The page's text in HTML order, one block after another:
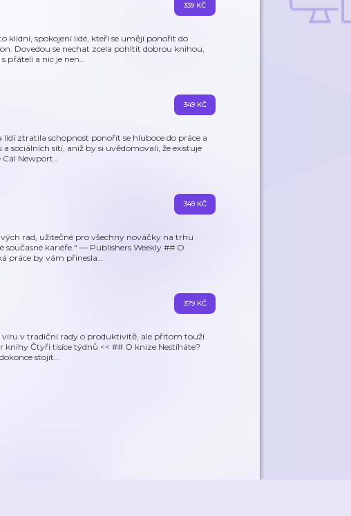
klidní, spokojení lidé, kteří se umějí ponořit do
Dovedou se nechat zcela pohltit dobrou knihou,
přáteli a nic je nen…
339 KČ
ztratila schopnost ponořit se hluboce do práce a
sociálních sítí, aniž by si uvědomovali, že existuje
Cal Newport…
349 KČ
rad, užitečné pro všechny nováčky na trhu
kariéře.“ — Publishers Weekly ## O
práce by vám přinesla…
349 KČ
v tradiční rady o produktivitě, ale přitom touží
Čtyři tisíce týdnů << ## O knize Nestíháte?
stojít…
379 KČ